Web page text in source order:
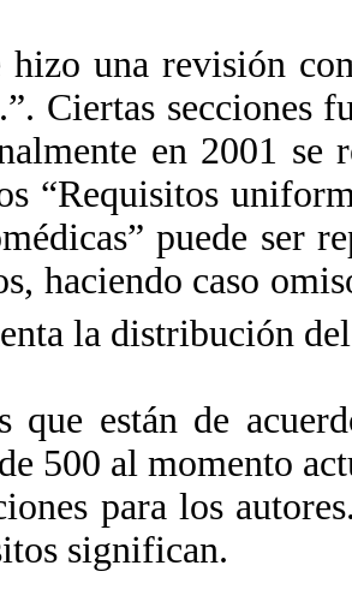
hizo una revisión
Ciertas secciones
en 2001 se
“Requisitos
puede ser
haciendo caso
la distribución
que están de
500 al momento
para los
significan.